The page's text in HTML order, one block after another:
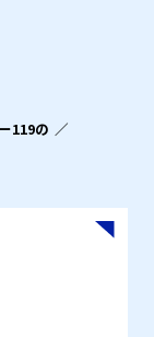
119の